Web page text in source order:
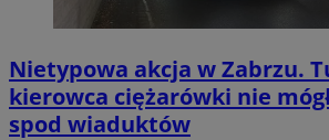
Nietypowa akcja w Zabrzu.
kierowca ciężarówki nie
spod wiaduktów